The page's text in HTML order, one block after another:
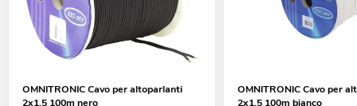
OMNITRONIC Cavo per altoparlanti
2x1,5 100m nero
OMNITRONIC Cavo per
2x1,5 100m bianco